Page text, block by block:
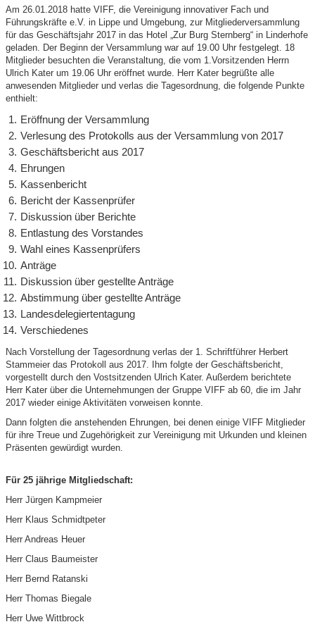
Am 26.01.2018 hatte VIFF, die Vereinigung innovativer Fach und
Führungskräfte e.V. in Lippe und Umgebung, zur Mitgliederversammlung
für das Geschäftsjahr 2017 in das Hotel „Zur Burg Sternberg“ in Linderhofe
geladen. Der Beginn der Versammlung war auf 19.00 Uhr festgelegt. 18
Mitglieder besuchten die Veranstaltung, die vom 1.Vorsitzenden Herrn
Ulrich Kater um 19.06 Uhr eröffnet wurde. Herr Kater begrüßte alle
anwesenden Mitglieder und verlas die Tagesordnung, die folgende Punkte
enthielt:
Eröffnung der Versammlung
Verlesung des Protokolls aus der Versammlung von 2017
Geschäftsbericht aus 2017
Ehrungen
Kassenbericht
Bericht der Kassenprüfer
Diskussion über Berichte
Entlastung des Vorstandes
Wahl eines Kassenprüfers
Anträge
Diskussion über gestellte Anträge
Abstimmung über gestellte Anträge
Landesdelegiertentagung
Verschiedenes
Nach Vorstellung der Tagesordnung verlas der 1. Schriftführer Herbert
Stammeier das Protokoll aus 2017. Ihm folgte der Geschäftsbericht,
vorgestellt durch den Vostsitzenden Ulrich Kater. Außerdem berichtete
Herr Kater über die Unternehmungen der Gruppe VIFF ab 60, die im Jahr
2017 wieder einige Aktivitäten vorweisen konnte.
Dann folgten die anstehenden Ehrungen, bei denen einige VIFF Mitglieder
für ihre Treue und Zugehörigkeit zur Vereinigung mit Urkunden und kleinen
Präsenten gewürdigt wurden.
Für 25 jährige Mitgliedschaft:
Herr Jürgen Kampmeier
Herr Klaus Schmidtpeter
Herr Andreas Heuer
Herr Claus Baumeister
Herr Bernd Ratanski
Herr Thomas Biegale
Herr Uwe Wittbrock